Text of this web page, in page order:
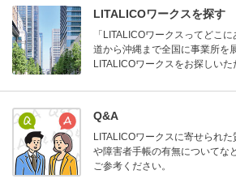
LITALICOワークスを探す
「LITALICOワークスってどこ
道から沖縄まで全国に事業所を
LITALICOワークスをお探しいた
Q&A
LITALICOワークスに寄せられ
や障害者手帳の有無についてな
ご参考ください。